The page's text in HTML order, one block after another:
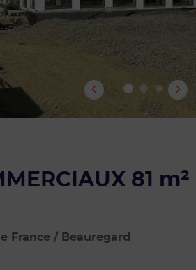
81 m²
France / Beauregard